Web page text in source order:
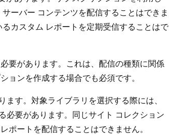
ーバー コンテンツを配信することはできま
カスタム レポートを定期受信することはで
要があります。これは、配信の種類に関係
ョンを作成する場合でも必須です。
す。対象ライブラリを選択する際には、
要があります。同じサイト コレクション
ポートを配信することはできません。